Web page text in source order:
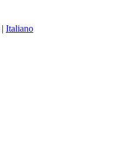
| Italiano